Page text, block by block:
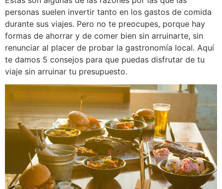
personas suelen invertir tanto en los gastos de comida
durante sus viajes. Pero no te preocupes, porque hay
formas de ahorrar y de comer bien sin arruinarte, sin
renunciar al placer de probar la gastronomía local. Aquí
te damos 5 consejos para que puedas disfrutar de tu
viaje sin arruinar tu presupuesto.